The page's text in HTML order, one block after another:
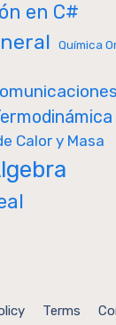
en C#
Química
Calor y Masa
Terms